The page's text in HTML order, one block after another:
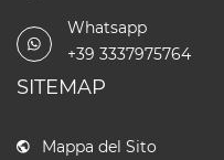
Whatsapp
+39 3337975764
SITEMAP
Mappa del Sito